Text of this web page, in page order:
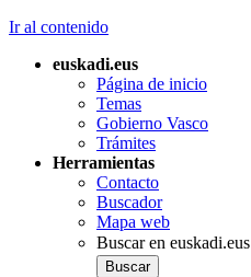
Ir al contenido
euskadi.eus
Página de inicio
Temas
Gobierno Vasco
Trámites
Herramientas
Contacto
Buscador
Mapa web
Buscar en euskadi.eus